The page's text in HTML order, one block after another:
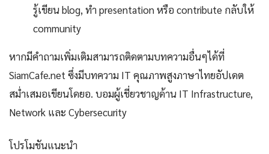
รู้เขียน blog, ทำ presentation หรือ contribute กลับให้
community
หากมีคำถามเพิ่มเติมสามารถติดตามบทความอื่นๆได้ที่
SiamCafe.net ซึ่งมีบทความ IT คุณภาพสูงภาษาไทยอัปเดต
สม่ำเสมอเขียนโดยอ. บอมผู้เชี่ยวชาญด้าน IT Infrastructure,
Network และ Cybersecurity
โปรโมชันแนะนำ